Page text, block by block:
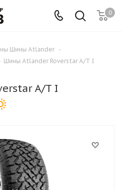
0
Шины Atlander -
Шины Atlander Roverstar A/T I
A/T I